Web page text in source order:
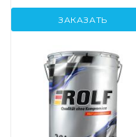
ЗАКАЗАТЬ